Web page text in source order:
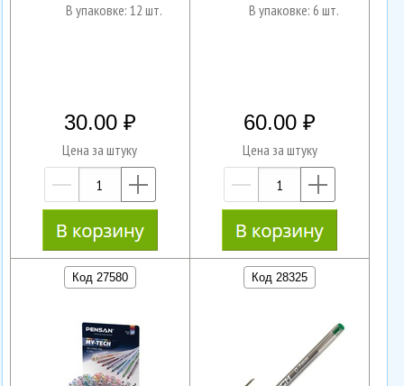
В упаковке: 12 шт.
30.00
Цена за штуку
—
В упаковке: 6 шт.
60.00
Цена за штуку
—
Код 27580 Код 28325